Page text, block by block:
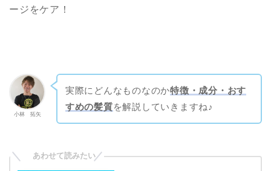
ージをケア！
小林 拓矢
実際にどんなものなのか特徴・成分・おす
すめの髪質を解説していきますね♪